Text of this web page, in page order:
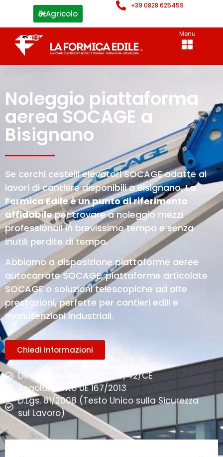
Agricolo
+39 0828 625459
Menu
Noleggio piattaforma
aerea SOCAGE a
Bisignano
Se cerchi cestelli elevatori SOCAGE adatte ai
lavori di cantiere disponibili a Bisignano,La
Formica Edile è un punto di riferimento
affidabileper trovare a noleggio mezzi
professionali in brevissimo tempo e senza
inutili perdite di tempo.
Abbiamo a disposizione piattaforme aeree
autocarrate SOCAGE, piattaforme articolate
SOCAGE o soluzioni telescopiche ad alte
prestazioni, perfette per cantieri edili e
manutenzioni industriali.
Chiedi informazioni
Direttiva Macchine 2006/42/CE
Regolamento UE 167/2013
D.Lgs. 81/2008 (Testo Unico sulla Sicurezza
sul Lavoro)